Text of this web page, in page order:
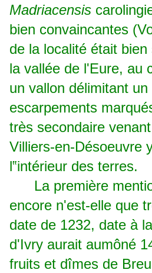
Madriacensis
bien convaincantes
de la localité était
la vallée de l'Eure, au
un vallon délimitant
escarpements
très secondaire
Villiers-en-Désoeuvre
l‟intérieur des terres.
La première
encore n'est-elle que
date de 1232, date à
d'Ivry aurait aumôné
fruits et dîmes de